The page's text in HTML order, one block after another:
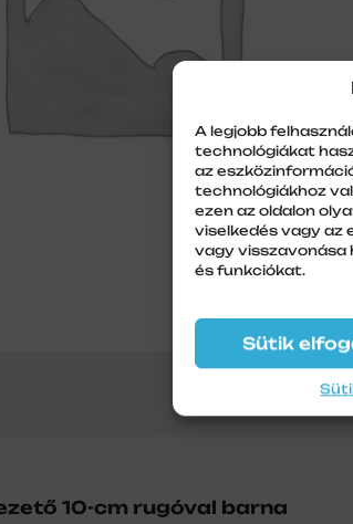
A legjobb
technológiákat
az
technológiákhoz
ezen az oldalon
viselkedés vagy az
vagy
és funkciókat.
Sütik
10-cm rugóval barna